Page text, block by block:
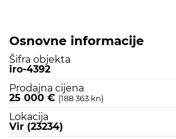
Osnovne informacije
Šifra objekta
iro-4392
Prodajna cijena
25 000 € (188 363 kn)
Lokacija
Vir (23234)